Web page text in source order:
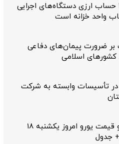
فعالیت ۱۲۴ حساب ارزی دستگاه‌های اجرایی
واحد خزانه است
بر ضرورت پیمان‌های دفاعی
کشورهای اسلامی
تأسیسات وابسته به شرکت
قیمت دلار و قیمت یورو امروز یکشنبه ۱۸